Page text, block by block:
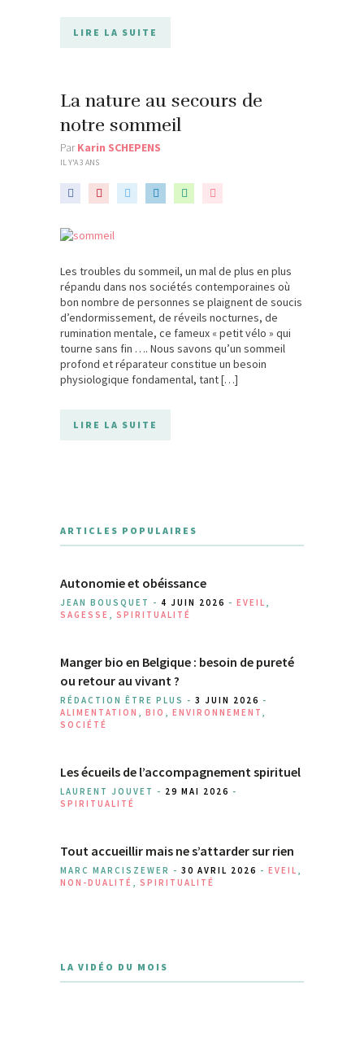
LIRE LA SUITE
La nature au secours de
notre sommeil
ParKarin SCHEPENS
IL Y'A 3 ANS
Les troubles du sommeil, un mal de plus en plus
répandu dans nos sociétés contemporaines où
bon nombre de personnes se plaignent de soucis
d’endormissement, de réveils nocturnes, de
rumination mentale, ce fameux « petit vélo » qui
tourne sans fin …. Nous savons qu’un sommeil
profond et réparateur constitue un besoin
physiologique fondamental, tant […]
LIRE LA SUITE
ARTICLES POPULAIRES
Autonomie et obéissance
JEAN BOUSQUET - 4 JUIN 2026 - EVEIL ,
SAGESSE , SPIRITUALITÉ
Manger bio en Belgique : besoin de pureté
ou retour au vivant ?
RÉDACTION ÊTRE PLUS - 3 JUIN 2026 -
ALIMENTATION , BIO , ENVIRONNEMENT ,
SOCIÉTÉ
Les écueils de l’accompagnement spirituel
LAURENT JOUVET - 29 MAI 2026 -
SPIRITUALITÉ
Tout accueillir mais ne s’attarder sur rien
MARC MARCISZEWER - 30 AVRIL 2026 - EVEIL ,
NON-DUALITÉ , SPIRITUALITÉ
LA VIDÉO DU MOIS